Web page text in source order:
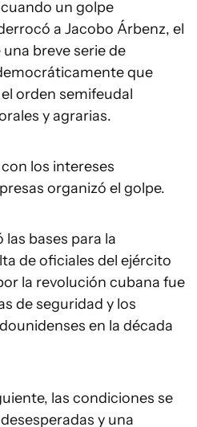
un golpe
a Jacobo Árbenz, el
breve serie de
que
orden semifeudal
y agrarias.
los intereses
organizó el golpe.
bases para la
de oficiales del ejército
la revolución cubana fue
de seguridad y los
en la década
las condiciones se
y una